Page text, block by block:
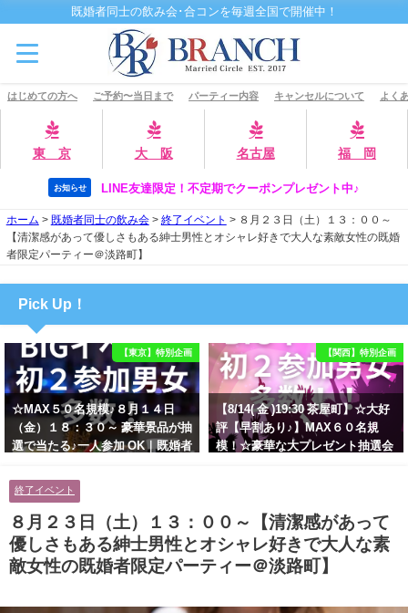
既婚者同士の飲み会･合コンを毎週全国で開催中！
はじめての方へ ご予約〜当日まで パーティー内容 キャンセルについて よく
東 京 大 阪 名古屋 福 岡
お知らせ LINE友達限定！不定期でクーポンプレゼント中♪
ホーム > 既婚者同士の飲み会> 終了イベント > ８月２３日（土）１３：００～
【清潔感があって優しさもある紳士男性とオシャレ好きで大人な素敵女性の既婚
者限定パーティー＠淡路町】
Pick Up！
【東京】特別企画
☆MAX５０名規模♪８月１４日
（金）１８：３０～ 豪華景品が抽
選で当たる♪一人参加 OK｜既婚者
に余裕のある健康的なオシャレ男
性と美容好きで優しさのある大人
女性の既婚者限定ビッグパーティ
ー♪＠池袋】
【関西】特別企画
【8/14( 金 )19:30 茶屋町】☆大好
評【早割あり♪】MAX６０名規
模！☆豪華な大プレゼント抽選会
ティー♪＠茶屋町】
終了イベント
８月２３日（土）１３：００～【清潔感があって
優しさもある紳士男性とオシャレ好きで大人な素
敵女性の既婚者限定パーティー＠淡路町】